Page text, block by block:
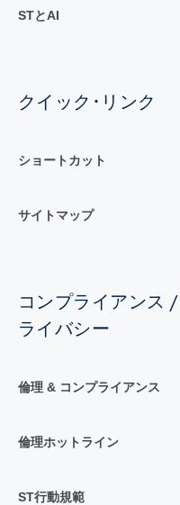
STとAI
クイック･リンク
ショートカット
サイトマップ
コンプライアンス
ライバシー
倫理 & コンプライアンス
倫理ホットライン
ST行動規範